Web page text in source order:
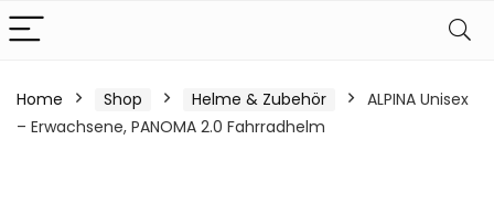
Home Shop Helme & Zubehör
ALPINA Unisex
– Erwachsene, PANOMA 2.0 Fahrradhelm